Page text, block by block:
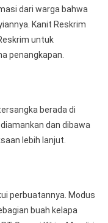
dari warga bahwa
Kanit Reskrim
untuk
penangkapan.
berada di
dan dibawa
lebih lanjut.
perbuatannya. Modus
buah kelapa